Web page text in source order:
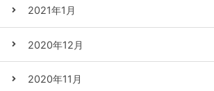
2021年1月
2020年12月
2020年11月